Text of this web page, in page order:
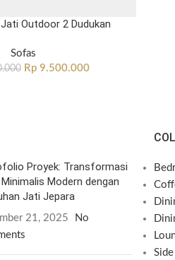
Outdoor 2 Dudukan
Sofas
Rp9.500.000
Proyek: Transformasi
Modern dengan
Jati Jepara
21, 2025
No
Side